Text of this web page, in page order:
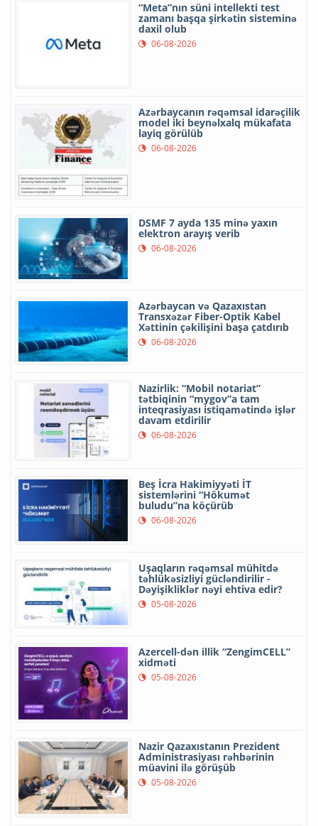
“Meta”nın süni intellekti test
zamanı başqa şirkətin sisteminə
daxil olub
06-08-2026
Azərbaycanın rəqəmsal idarəçilik
model iki beynəlxalq mükafata
layiq görülüb
06-08-2026
DSMF 7 ayda 135 minə yaxın
elektron arayış verib
06-08-2026
Azərbaycan və Qazaxıstan
Transxəzər Fiber-Optik Kabel
Xəttinin çəkilişini başa çatdırıb
06-08-2026
Nazirlik: “Mobil notariat”
tətbiqinin “mygov”a tam
inteqrasiyası istiqamətində işlər
davam etdirilir
06-08-2026
Beş İcra Hakimiyyəti İT
sistemlərini “Hökumət
buludu”na köçürüb
06-08-2026
Uşaqların rəqəmsal mühitdə
təhlükəsizliyi gücləndirilir -
Dəyişikliklər nəyi ehtiva edir?
05-08-2026
Azercell-dən illik “ZengimCELL”
xidməti
05-08-2026
Nazir Qazaxıstanın Prezident
Administrasiyası rəhbərinin
müavini ilə görüşüb
05-08-2026